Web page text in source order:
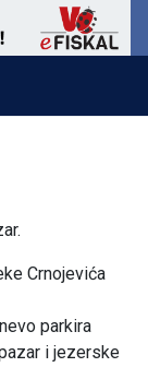
Crnojevića
parkira
i jezerske